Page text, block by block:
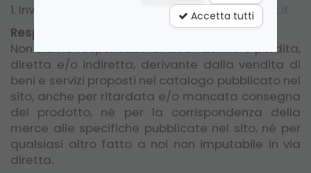
1. Inviare una e-mail all'indirizzo :info@tubenet.it
Responsabilità
Non siamo responsabili di alcun danno o perdita,
diretta e/o indiretta, derivante dalla vendita di
beni e servizi proposti nel catalogo pubblicato nel
sito, anche per ritardata e/o mancata consegna
del prodotto, né per la corrispondenza della
merce alle specifiche pubblicate nel sito, né per
qualsiasi altro fatto a noi non imputabile in via
diretta.
Accetta tutti